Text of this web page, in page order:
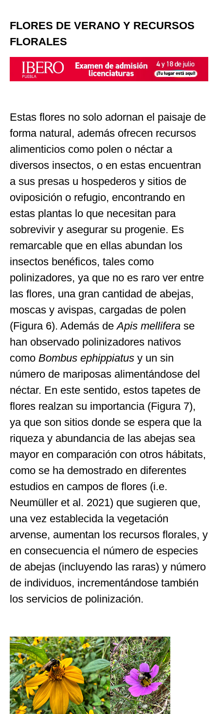
FLORES DE VERANO Y RECURSOS
FLORALES
Estas flores no solo adornan el paisaje de
forma natural, además ofrecen recursos
alimenticios como polen o néctar a
diversos insectos, o en estas encuentran
a sus presas u hospederos y sitios de
oviposición o refugio, encontrando en
estas plantas lo que necesitan para
sobrevivir y asegurar su progenie. Es
remarcable que en ellas abundan los
insectos benéficos, tales como
polinizadores, ya que no es raro ver entre
las flores, una gran cantidad de abejas,
moscas y avispas, cargadas de polen
(Figura 6). Además deApis mellifera se
han observado polinizadores nativos
como Bombus ephippiatus y un sin
número de mariposas alimentándose del
néctar. En este sentido, estos tapetes de
flores realzan su importancia (Figura 7),
ya que son sitios donde se espera que la
riqueza y abundancia de las abejas sea
mayor en comparación con otros hábitats,
como se ha demostrado en diferentes
estudios en campos de flores (i.e.
Neumüller et al. 2021) que sugieren que,
una vez establecida la vegetación
arvense, aumentan los recursos florales, y
en consecuencia el número de especies
de abejas (incluyendo las raras) y número
de individuos, incrementándose también
los servicios de polinización.